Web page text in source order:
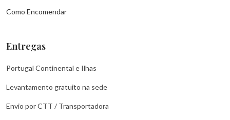
Como Encomendar
Entregas
Portugal Continental e Ilhas
Levantamento gratuito na sede
Envio por CTT / Transportadora